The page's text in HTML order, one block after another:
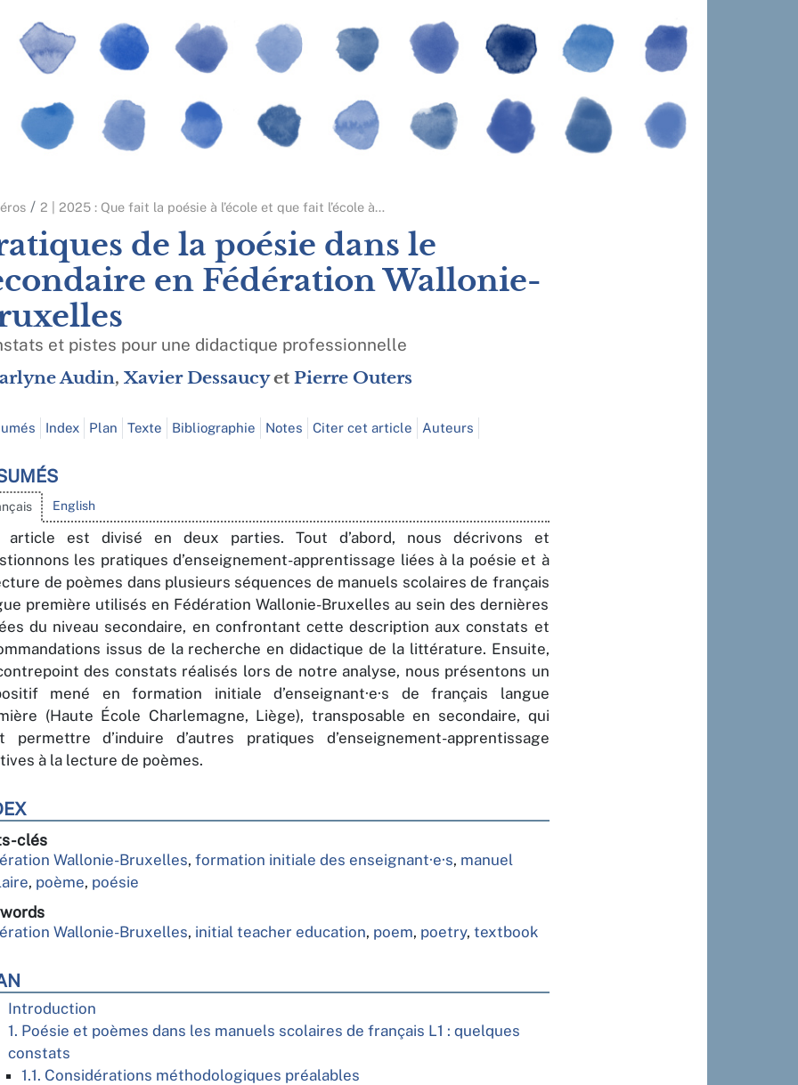
2 | 2025 : Que fait la poésie à l’école et que fait l’école à…
de la poésie dans le
en Fédération Wallonie-
et pistes pour une didactique professionnelle
Audin, XavierDessaucyet Pierre Outers
Index Plan Texte Bibliographie Notes Citer cet article Auteurs
English
article est divisé en deux parties. Tout d’abord, nous décrivons et
les pratiques d’enseignement-apprentissage liées à la poésie et à
de poèmes dans plusieurs séquences de manuels scolaires de français
première utilisés en Fédération Wallonie-Bruxelles au sein des dernières
du niveau secondaire, en confrontant cette description aux constats et
issus de la recherche en didactique de la littérature. Ensuite,
des constats réalisés lors de notre analyse, nous présentons un
mené en formation initiale d’enseignant·e·s de français langue
(Haute École Charlemagne, Liège), transposable en secondaire, qui
permettre d’induire d’autres pratiques d’enseignement-apprentissage
à la lecture de poèmes.
clés
Wallonie-Bruxelles, formation initiale des enseignant·e·s, manuel
, poème, poésie
Wallonie-Bruxelles, initial teacher education, poem, poetry, textbook
Introduction
1. Poésie et poèmes dans les manuels scolaires de français L1 : quelques
constats
1.1. Considérations méthodologiques préalables